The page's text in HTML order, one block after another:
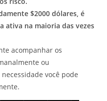
$2000 dólares, é
ativa na maioria das vezes
acompanhar os
ou
você pode